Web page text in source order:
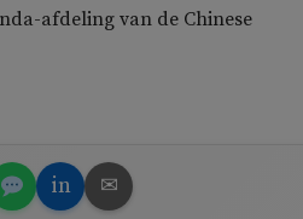
afdeling van de Chinese
in ✉